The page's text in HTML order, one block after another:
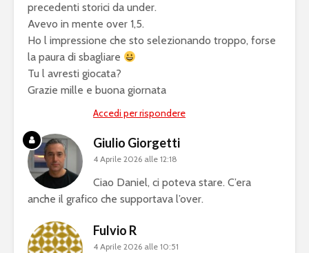
precedenti storici da under.
Avevo in mente over 1,5.
Ho l impressione che sto selezionando troppo, forse
la paura di sbagliare
Tu l avresti giocata?
Grazie mille e buona giornata
Accedi per rispondere
Giulio Giorgetti
4 Aprile 2026 alle 12:18
Ciao Daniel, ci poteva stare. C’era
anche il grafico che supportava l’over.
Fulvio R
4 Aprile 2026 alle 10:51